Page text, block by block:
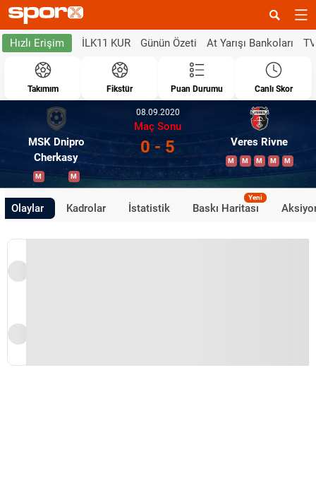
Hızlı Erişim İLK11 KUR Günün Özeti At Yarışı Bankoları
Takımım Fikstür Puan Durumu Canlı Skor
MSK Dnipro
Cherkasy
M M
08.09.2020
Maç Sonu
0 - 5 Veres Rivne
M M M M M
Olaylar Kadrolar İstatistik Baskı Haritası
Yeni